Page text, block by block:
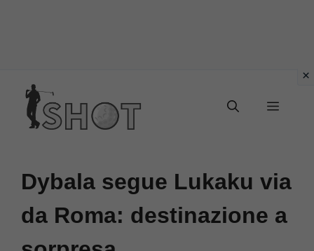
contenuto
Menu
Dybala segue Lukaku via
da Roma: destinazione a